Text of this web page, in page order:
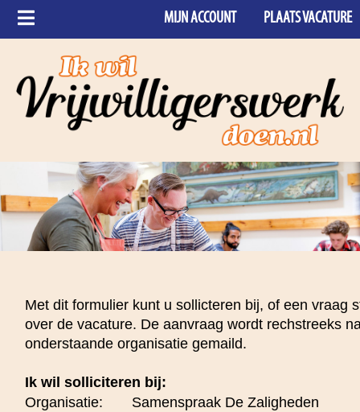
PLAATS VACATURE
MIJN ACCOUNT
Met dit formulier kunt u sollicteren bij, of een vraag
over de vacature. De aanvraag wordt rechstreeks
onderstaande organisatie gemaild.
Ik wil solliciteren bij:
Organisatie:
Samenspraak De Zaligheden